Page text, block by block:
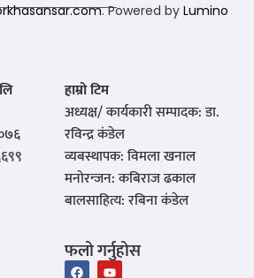
. Powered by Lumino
हाम्रो टिम
अध्यक्ष/ कार्यकारी सम्पादक: डा.
रविन्द्र कंडेल
व्यबस्थापक: विमला खनाल
मनोरन्जन: कबिराज ढकाल
बालसाहित्य: रबिना कंडेल
फलो गर्नुहोस